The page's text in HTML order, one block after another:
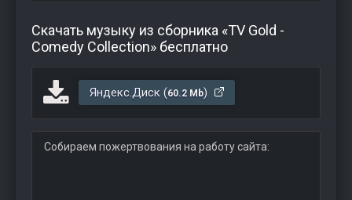
Скачать музыку из сборника «TV Gold -
Comedy Collection» бесплатно
Яндекс.Диск (60.2 Mb)
Собираем пожертвования на работу сайта: